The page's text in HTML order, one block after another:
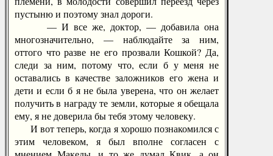
пустыню и поэтому знал дороги.
— И все же, доктор, — добавила она
многозначительно, — наблюдайте за ним,
оттого что разве не его прозвали Кошкой? Да,
следи за ним, потому что, если б у меня не
оставались в качестве заложников его жена и
дети и если б я не была уверена, что он желает
получить в награду те земли, которые я обещала
ему, я не доверила бы тебя этому человеку.
И вот теперь, когда я хорошо познакомился с
этим человеком, я был вполне согласен с